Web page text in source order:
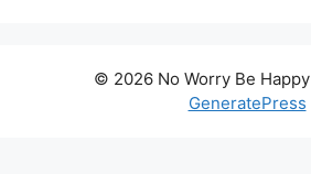
© 2026 No Worry Be Happy
GeneratePress